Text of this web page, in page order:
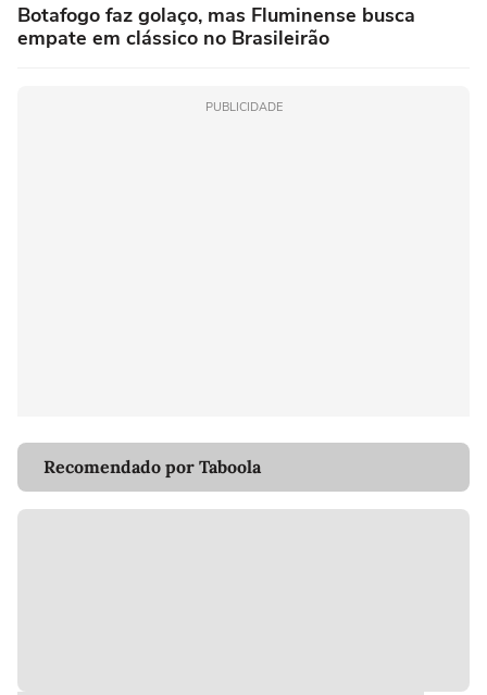
Botafogo faz golaço, mas Fluminense busca
empate em clássico no Brasileirão
PUBLICIDADE
Recomendado por Taboola